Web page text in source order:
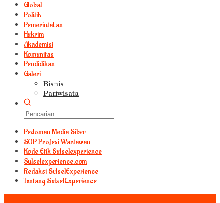
Global
Politik
Pemerintahan
Hukrim
Akademisi
Komunitas
Pendidikan
Galeri
Bisnis
Pariwisata
Pedoman Media Siber
S0P Profesi Wartawan
Kode Etik Sulselexperience
Sulselexperience.com
Redaksi SulselExperience
Tentang SulselExperience